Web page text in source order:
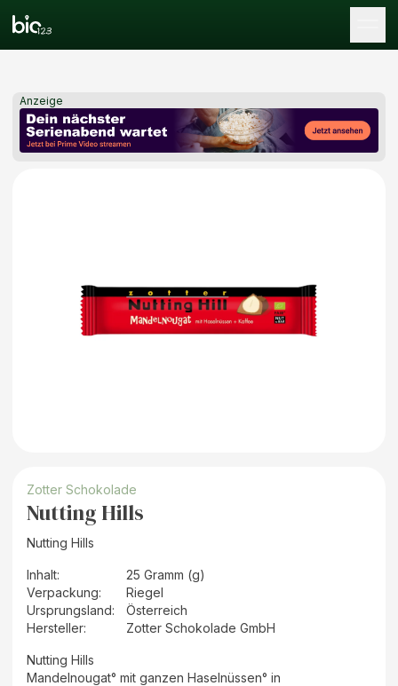
Anzeige
Zotter Schokolade
Nutting Hills
Nutting Hills
Inhalt:
25 Gramm (g)
Verpackung:
Riegel
Ursprungsland:
Österreich
Hersteller: Zotter Schokolade GmbH
Nutting Hills
Mandelnougat° mit ganzen Haselnüssen° in